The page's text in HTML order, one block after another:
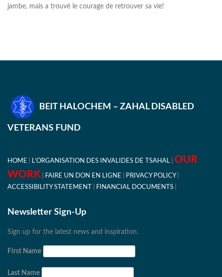
jambe, mais a trouvé le courage de retrouver sa vie!
BEIT HALOCHEM – ZAHAL DISABLED
VETERANS FUND
HOME L’ORGANISATION DES INVALIDES DE TSAHAL
OUR
WORK
FAIRE UN DON EN LIGNE
PRIVACY POLICY
ACCESSIBILITY STATEMENT
FINANCIAL DOCUMENTS
Newsletter Sign-Up
Sign up for the latest news and inspiration.
First Name
Last Name